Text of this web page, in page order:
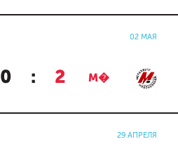
02 МАЯ
0 : 2 М�
29 АПРЕЛЯ